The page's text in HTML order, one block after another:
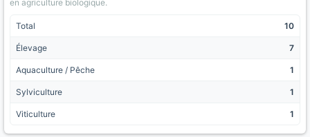
en agriculture biologique.
Total 10
Élevage 7
Aquaculture / Pêche 1
Sylviculture 1
Viticulture 1